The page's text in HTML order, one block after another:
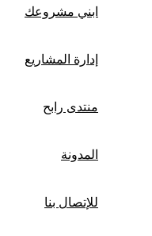
ابني مشروعك
إدارة المشاريع
منتدى رابح
المدونة
للإتصال بنا